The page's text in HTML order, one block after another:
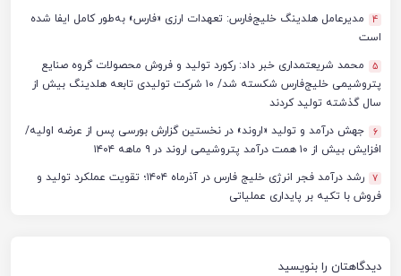
4
مدیرعامل هلدینگ خلیج‌فارس: تعهدات ارزی «فارس» به‌طور کامل ایفا شده
است
5
محمد شریعتمداری خبر داد: رکورد تولید و فروش محصولات گروه صنایع
پتروشیمی خلیج‌فارس شکسته شد/ ۱۰ شرکت تولیدی تابعه هلدینگ بیش از
سال گذشته تولید کردند
6
جهش درآمد و تولید «اروند» در نخستین گزارش بورسی پس از عرضه اولیه/
افزایش بیش از ۱۰ همت درآمد پتروشیمی اروند در ۹ ماهه ۱۴۰۴
7
رشد درآمد فجر انرژی خلیج فارس در آذرماه ۱۴۰۴؛ تقویت عملکرد تولید و
فروش با تکیه بر پایداری عملیاتی
دیدگاهتان را بنویسید